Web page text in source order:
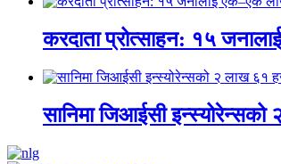
करदाता प्रोत्साहन: १५
सानिमा जिआईसी इन्स्योरेन्सको